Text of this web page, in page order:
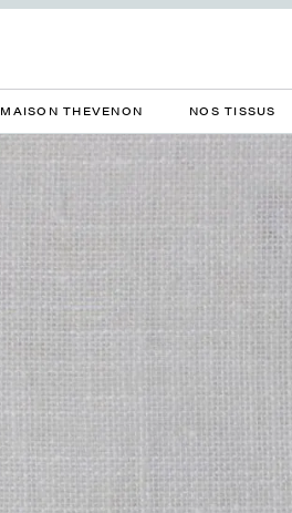
MAISON THEVENON NOS TISSUS